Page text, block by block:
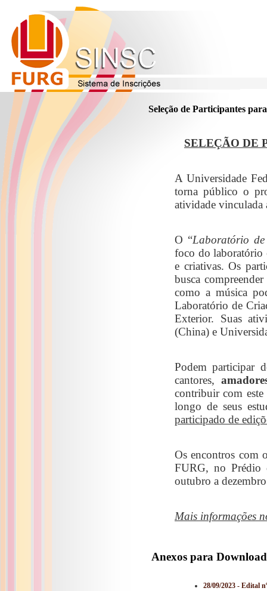
Seleção de Participantes
SELEÇÃO DE
A Universidade
torna público o
atividade vinculada
O “Laboratório
foco do laboratório
e criativas. Os
busca
como a música
Laboratório de
Exterior. Suas
(China) e
Podem participar
cantores,
contribuir com este
longo de seus
participado de
Os encontros com
FURG, no Prédio
outubro a
Mais informações
Anexos para Download
28/09/2023 - Edital